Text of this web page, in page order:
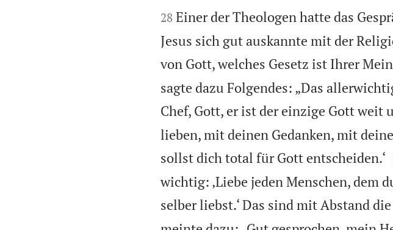


28 Einer der Theologen hatte das
Jesus sich gut auskannte mit der
von Gott, welches Gesetz ist Ihrer
sagte dazu Folgendes: „Das
Chef, Gott, er ist der einzige Gott weit
lieben, mit deinen Gedanken, mit
sollst dich total für Gott entscheiden.‘
wichtig: ‚Liebe jeden Menschen, dem
selber liebst.‘ Das sind mit Abstand